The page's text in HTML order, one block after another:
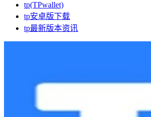
tp(TPwallet)
tp安卓版下载
tp最新版本资讯